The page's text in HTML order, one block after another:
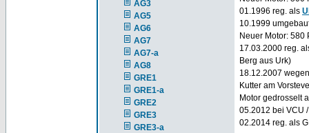
AG3
AG5
AG6
AG7
AG7-a
AG8
GRE1
GRE1-a
GRE2
GRE3
GRE3-a
01.1996 reg. als
10.1999
Neuer Motor: 580
17.03.2000 reg.
Berg aus Urk)
18.12.2007
Kutter am
Motor gedrosselt
05.2012 bei VCU
02.2014 reg. als